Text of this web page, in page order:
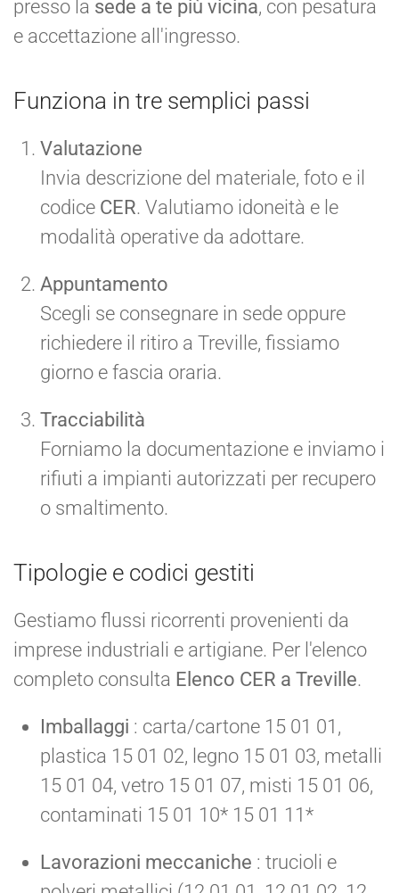
presso la sede a te più vicina, con pesatura
e accettazione all'ingresso.
Funziona in tre semplici passi
Valutazione
Invia descrizione del materiale, foto e il
codice CER. Valutiamo idoneità e le
modalità operative da adottare.
Appuntamento
Scegli se consegnare in sede oppure
richiedere il ritiro a Treville, fissiamo
giorno e fascia oraria.
Tracciabilità
Forniamo la documentazione e inviamo i
rifiuti a impianti autorizzati per recupero
o smaltimento.
Tipologie e codici gestiti
Gestiamo flussi ricorrenti provenienti da
imprese industriali e artigiane. Per l'elenco
completo consulta Elenco CER a Treville.
Imballaggi : carta/cartone 15 01 01,
plastica 15 01 02, legno 15 01 03, metalli
15 01 04, vetro 15 01 07, misti 15 01 06,
contaminati 15 01 10* 15 01 11*
Lavorazioni meccaniche : trucioli e